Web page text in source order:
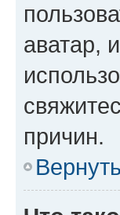
аватар,
причин.